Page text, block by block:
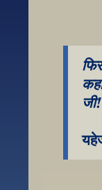
जी!